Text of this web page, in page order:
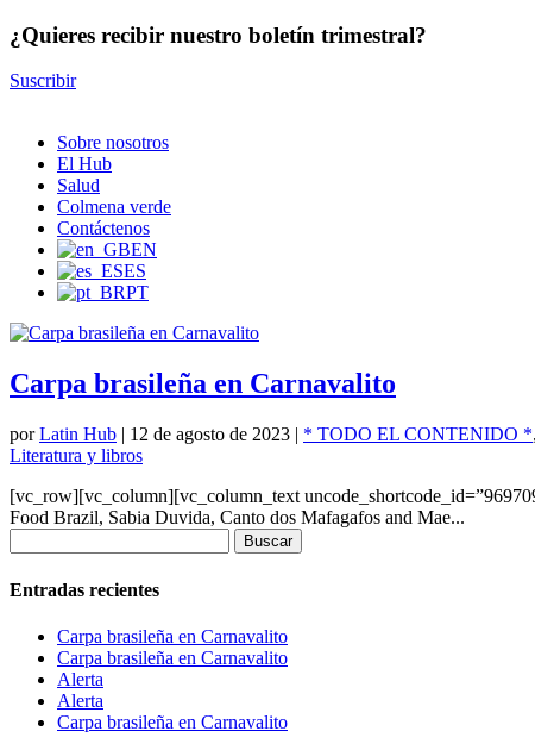
¿Quieres recibir nuestro boletín trimestral?
Suscribir
Sobre nosotros
El Hub
Salud
Colmena verde
Contáctenos
EN
ES
PT
Carpa brasileña en Carnavalito
porLatin Hub | 12 de agosto de 2023 | * TODO EL CONTENIDO *,
Literatura y libros
[vc_row][vc_column][vc_column_text
Food Brazil, Sabia Duvida, Canto dos Mafagafos and Mae...
Entradas recientes
Carpa brasileña en Carnavalito
Carpa brasileña en Carnavalito
Alerta
Alerta
Carpa brasileña en Carnavalito